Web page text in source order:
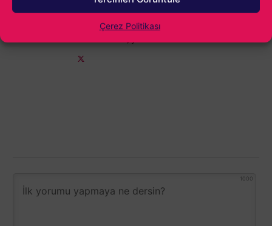
Çerez Politikası
ilerledi. Hala oyun sektöründeyim ve hala o ilk
kez Age of Empires II oynayan çocuğun
1000